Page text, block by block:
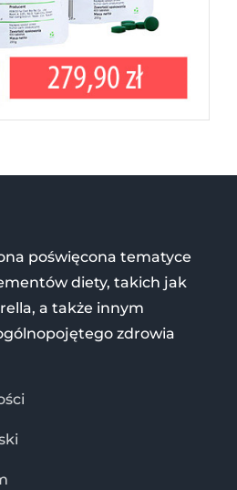
poświęcona tematyce
diety, takich jak
a także innym
zdrowia